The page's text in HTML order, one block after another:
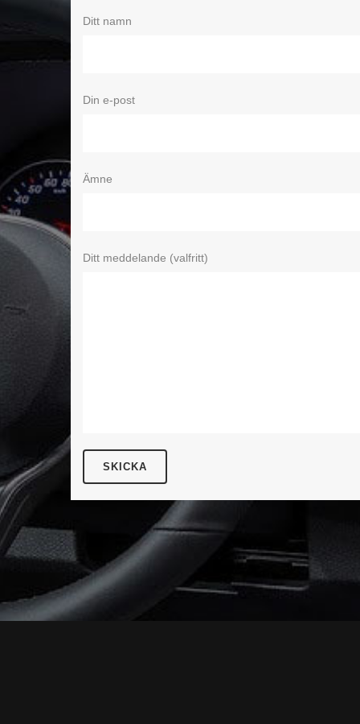
Ditt namn
Din e-post
Ämne
Ditt meddelande (valfritt)